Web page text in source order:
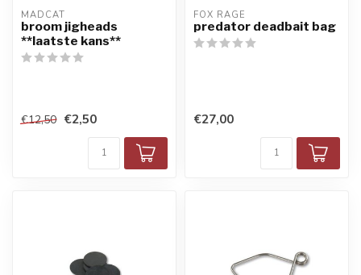
MADCAT
broom jigheads
**laatste kans**
€12,50 €2,50
FOX RAGE
predator deadbait bag
€27,00